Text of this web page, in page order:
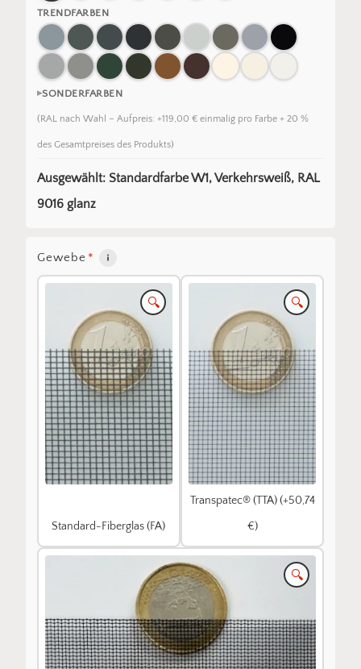
TRENDFARBEN
SONDERFARBEN
(RAL nach Wahl – Aufpreis: +119,00 € einmalig pro Farbe + 20 %
des Gesamtpreises des Produkts)
Ausgewählt: Standardfarbe W1, Verkehrsweiß, RAL
9016 glanz
Gewebe *
🔍
Standard-Fiberglas (FA)
🔍
Transpatec® (TTA) (+50,74
€)
🔍